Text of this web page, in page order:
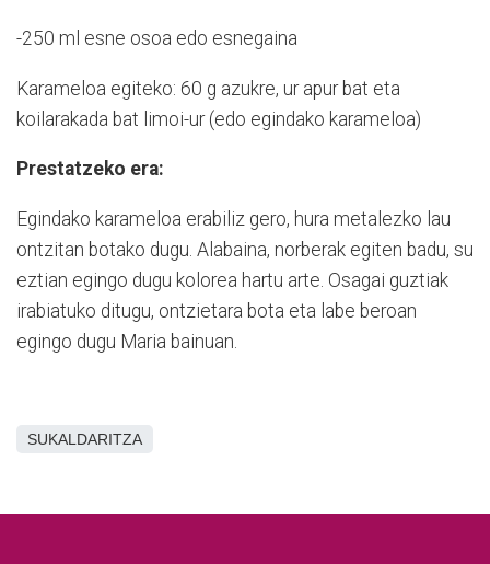
-250 ml esne osoa edo esnegaina
Karameloa egiteko: 60 g azukre, ur apur bat eta
koilarakada bat limoi-ur (edo egindako karameloa)
Prestatzeko era:
Egindako karameloa erabiliz gero, hura metalezko lau
ontzitan botako dugu. Alabaina, norberak egiten badu, su
eztian egingo dugu kolorea hartu arte. Osagai guztiak
irabiatuko ditugu, ontzietara bota eta labe beroan
egingo dugu Maria bainuan.
SUKALDARITZA